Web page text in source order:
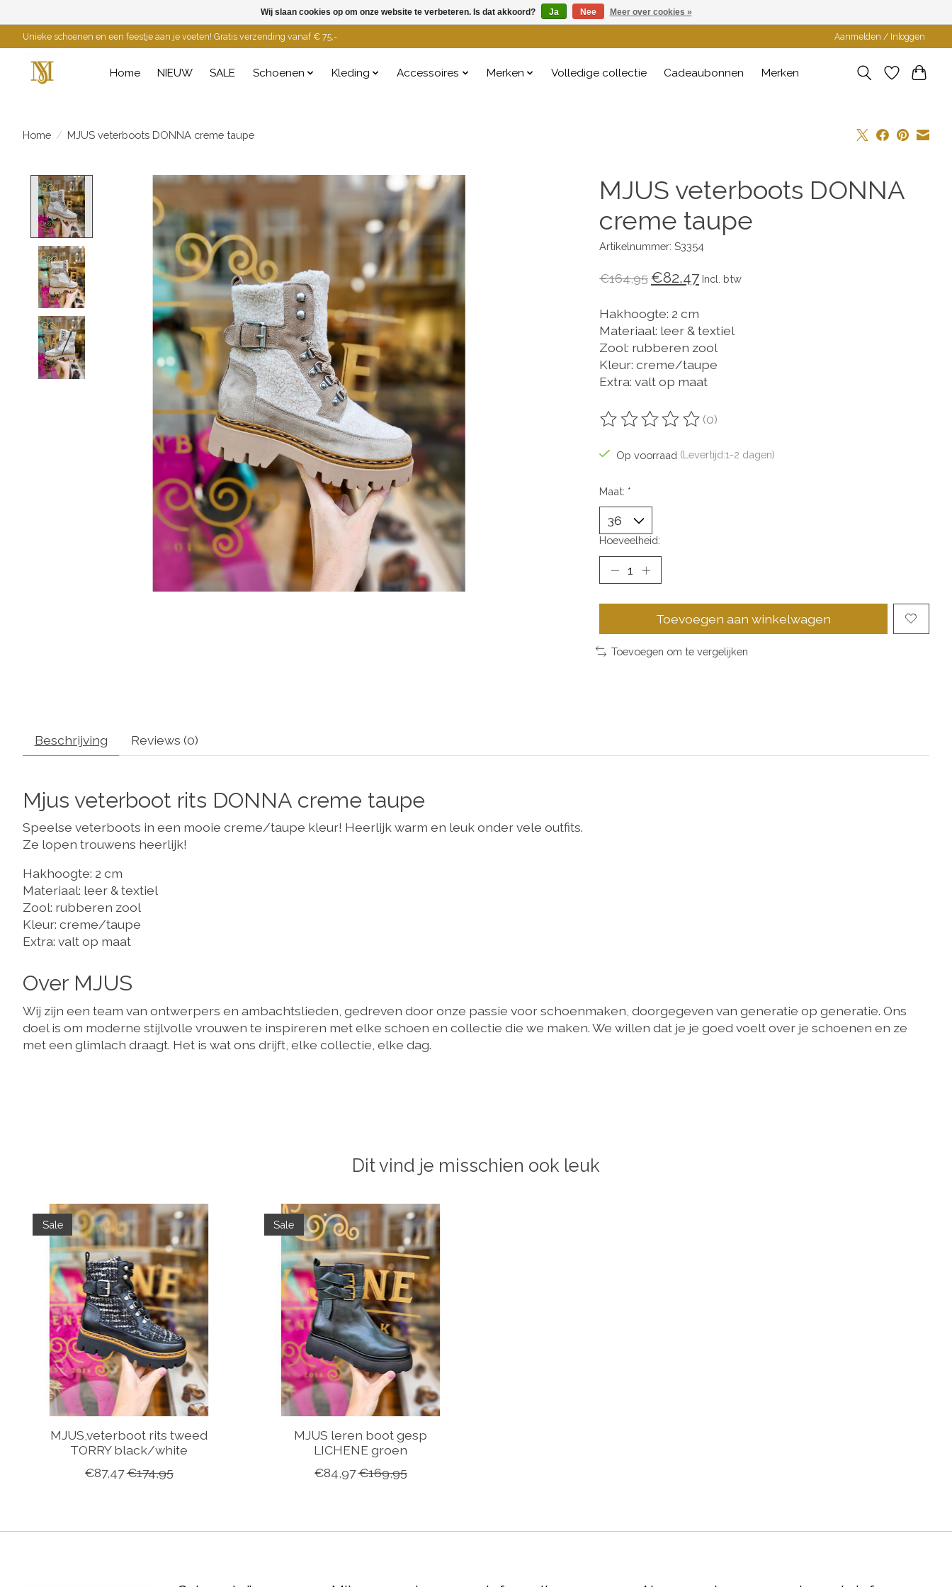
Unieke schoenen en een feestje aan je voeten! Gratis verzending vanaf € 75,- Aanmelden / Inloggen
Home NIEUW SALE Schoenen Kleding Accessoires Merken Volledige collectie Cadeaubonnen Merken
Home / MJUS veterboots DONNA creme taupe
Product image slideshow Items
MJUS veterboots DONNA
creme taupe
Artikelnummer: S3354
€164,95€82,47 Incl. btw
Hakhoogte: 2 cm
Materiaal: leer & textiel
Zool: rubberen zool
Kleur: creme/taupe
Extra: valt op maat
De beoordeling van dit product is
(0)
Op voorraad (Levertijd:1-2 dagen)
Maat: *
Hoeveelheid:
Toevoegen aan winkelwagen
Toevoegen om te vergelijken
Beschrijving Reviews (0)
Mjus veterboot rits DONNA creme taupe
Speelse veterboots in een mooie creme/taupe kleur! Heerlijk warm en leuk onder vele outfits.
Ze lopen trouwens heerlijk!
Hakhoogte: 2 cm
Materiaal: leer & textiel
Zool: rubberen zool
Kleur: creme/taupe
Extra: valt op maat
Over MJUS
Wij zijn een team van ontwerpers en ambachtslieden, gedreven door onze passie voor schoenmaken, doorgegeven van generatie op generatie. Ons
doel is om moderne stijlvolle vrouwen te inspireren met elke schoen en collectie die we maken. We willen dat je je goed voelt over je schoenen en ze
met een glimlach draagt. Het is wat ons drijft, elke collectie, elke dag.
Dit vind je misschien ook leuk
Items van productcarrousel
Sale
MJUS,veterboot rits tweed
TORRY black/white
€87,47€174,95
Sale
MJUS leren boot gesp
LICHENE groen
€84,97€169,95
Wij slaan cookies op om onze website te verbeteren. Is dat akkoord? Ja Nee Meer over cookies »